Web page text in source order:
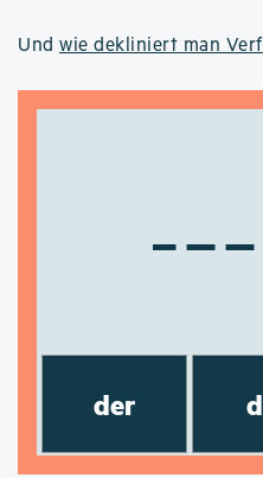
Und wie dekliniert man
der